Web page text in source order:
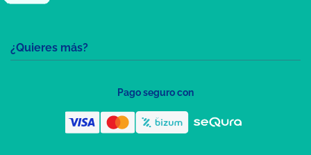
¿Quieres más?
Pago seguro con